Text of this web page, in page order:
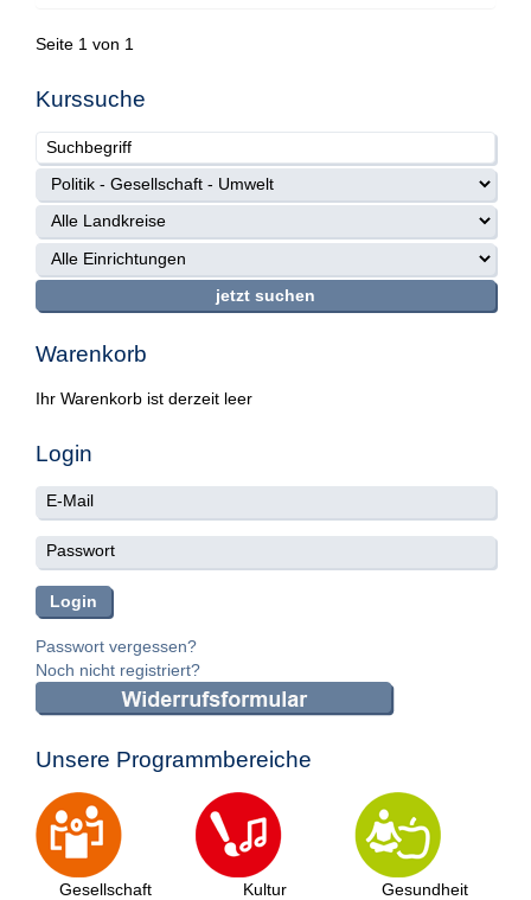
Seite 1 von 1
Kurssuche
Warenkorb
Ihr Warenkorb ist derzeit leer
Login
Passwort vergessen?
Noch nicht registriert?
Unsere Programmbereiche
Gesellschaft Kultur Gesundheit